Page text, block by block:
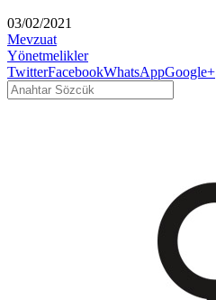
03/02/2021
Mevzuat
Yönetmelikler
TwitterFacebookWhatsAppGoogle+